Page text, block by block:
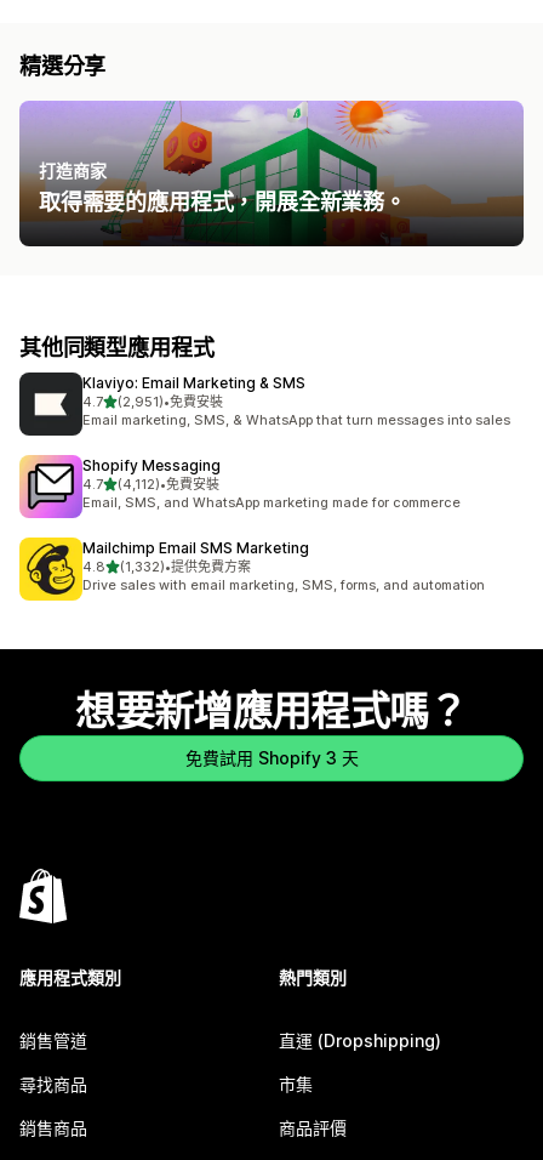
精選分享
打造商家
取得需要的應用程式，開展全新業務。
其他同類型應用程式
Klaviyo: Email Marketing & SMS
4.7滿分 5 顆星
(2,951)
共有 2951 則評價
•免費安裝
Email marketing, SMS, & WhatsApp that turn messages into sales
Shopify Messaging
4.7滿分 5 顆星
(4,112)
共有 4112 則評價
•免費安裝
Email, SMS, and WhatsApp marketing made for commerce
Mailchimp Email SMS Marketing
4.8滿分 5 顆星
(1,332)
共有 1332 則評價
•提供免費方案
Drive sales with email marketing, SMS, forms, and automation
想要新增應用程式嗎？
免費試用 Shopify 3 天
應用程式類別
銷售管道
尋找商品
銷售商品
熱門類別
直運 (Dropshipping)
市集
商品評價